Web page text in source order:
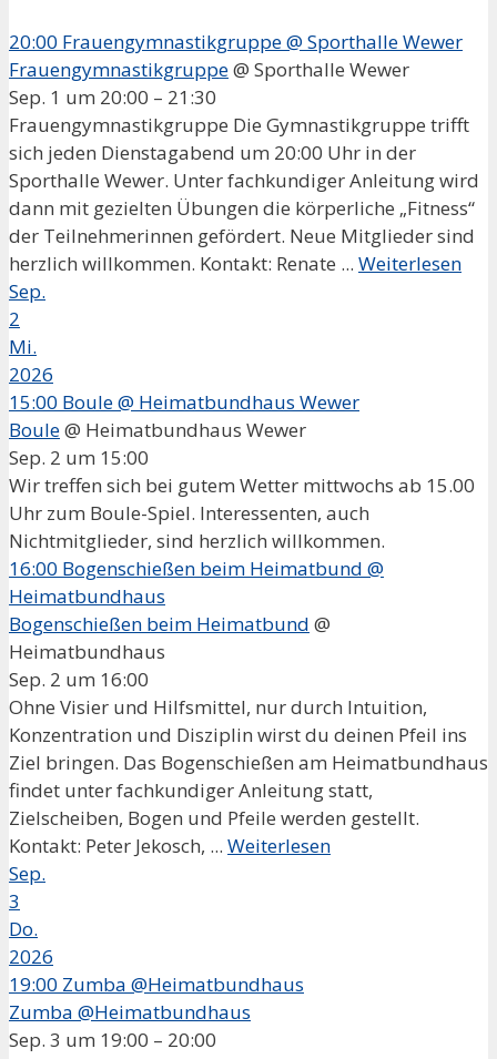
20:00 Frauengymnastikgruppe@ Sporthalle Wewer
Frauengymnastikgruppe@ Sporthalle Wewer
Sep. 1 um 20:00 – 21:30
Frauengymnastikgruppe Die Gymnastikgruppe trifft
sich jeden Dienstagabend um 20:00 Uhr in der
Sporthalle Wewer. Unter fachkundiger Anleitung wird
dann mit gezielten Übungen die körperliche „Fitness“
der Teilnehmerinnen gefördert. Neue Mitglieder sind
herzlich willkommen. Kontakt: Renate ... Weiterlesen
Sep.
2
Mi.
2026
15:00 Boule@ Heimatbundhaus Wewer
Boule@ Heimatbundhaus Wewer
Sep. 2 um 15:00
Wir treffen sich bei gutem Wetter mittwochs ab 15.00
Uhr zum Boule-Spiel. Interessenten, auch
Nichtmitglieder, sind herzlich willkommen.
16:00 Bogenschießen beim Heimatbund @
Heimatbundhaus
Bogenschießen beim Heimatbund @
Heimatbundhaus
Sep. 2 um 16:00
Ohne Visier und Hilfsmittel, nur durch Intuition,
Konzentration und Disziplin wirst du deinen Pfeil ins
Ziel bringen. Das Bogenschießen am Heimatbundhaus
findet unter fachkundiger Anleitung statt,
Zielscheiben, Bogen und Pfeile werden gestellt.
Kontakt: Peter Jekosch, ... Weiterlesen
Sep.
3
Do.
2026
19:00 Zumba @Heimatbundhaus
Zumba @Heimatbundhaus
Sep. 3 um 19:00 – 20:00